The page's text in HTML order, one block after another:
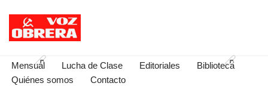
Saltar
contenido
Mensual Lucha de Clase Editoriales
Biblioteca
Quiénes somos
Contacto